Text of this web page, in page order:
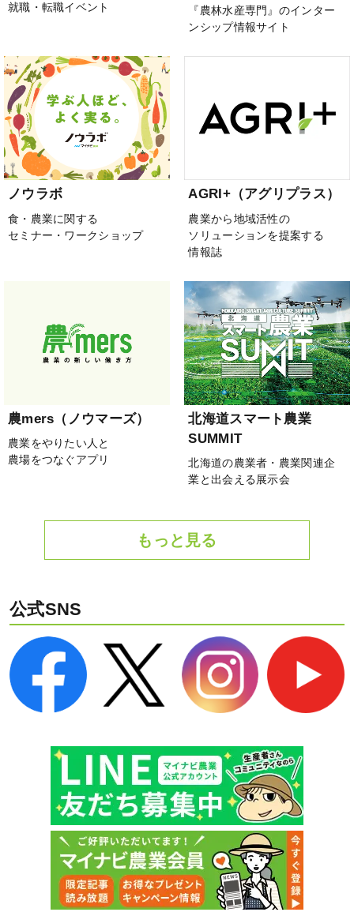
就職・転職イベント
『農林水産専門』のインター
ンシップ情報サイト
ノウラボ
食・農業に関する
セミナー・ワークショップ
AGRI+（アグリプラス）
農業から地域活性の
ソリューションを提案する
情報誌
農mers（ノウマーズ）
農業をやりたい人と
農場をつなぐアプリ
北海道スマート農業
SUMMIT
北海道の農業者・農業関連企
業と出会える展示会
もっと見る
公式SNS